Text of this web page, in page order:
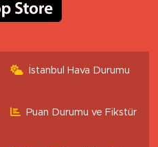
İstanbul Hava Durumu
Puan Durumu ve Fikstür